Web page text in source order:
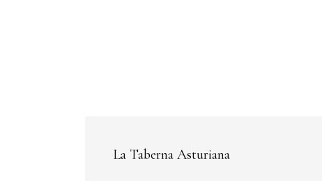
La Taberna Asturiana